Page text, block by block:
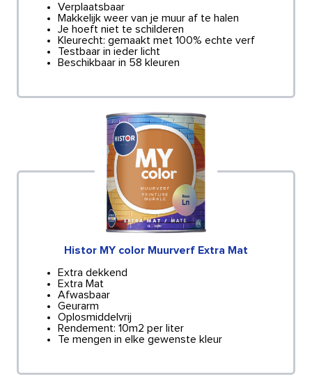
Verplaatsbaar
Makkelijk weer van je muur af te halen
Je hoeft niet te schilderen
Kleurecht: gemaakt met 100% echte verf
Testbaar in ieder licht
Beschikbaar in 58 kleuren
Histor MY color Muurverf Extra Mat
Extra dekkend
Extra Mat
Afwasbaar
Geurarm
Oplosmiddelvrij
Rendement: 10m2 per liter
Te mengen in elke gewenste kleur